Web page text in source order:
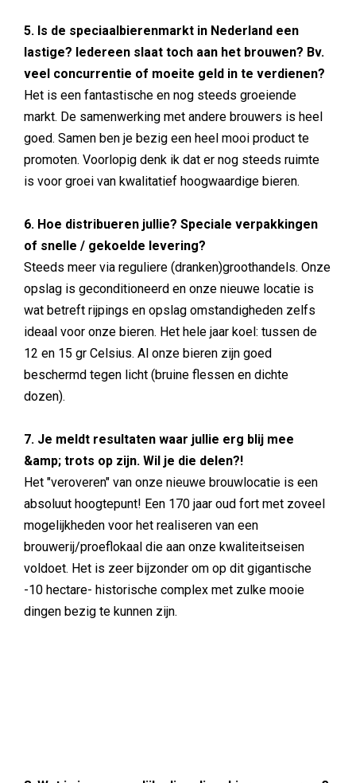
5. Is de speciaalbierenmarkt in Nederland een
lastige? Iedereen slaat toch aan het brouwen? Bv.
veel concurrentie of moeite geld in te verdienen?
Het is een fantastische en nog steeds groeiende
markt. De samenwerking met andere brouwers is heel
goed. Samen ben je bezig een heel mooi product te
promoten. Voorlopig denk ik dat er nog steeds ruimte
is voor groei van kwalitatief hoogwaardige bieren.
6. Hoe distribueren jullie? Speciale verpakkingen
of snelle / gekoelde levering?
Steeds meer via reguliere (dranken)groothandels. Onze
opslag is geconditioneerd en onze nieuwe locatie is
wat betreft rijpings en opslag omstandigheden zelfs
ideaal voor onze bieren. Het hele jaar koel: tussen de
12 en 15 gr Celsius. Al onze bieren zijn goed
beschermd tegen licht (bruine flessen en dichte
dozen).
7. Je meldt resultaten waar jullie erg blij mee
&amp; trots op zijn. Wil je die delen?!
Het "veroveren" van onze nieuwe brouwlocatie is een
absoluut hoogtepunt! Een 170 jaar oud fort met zoveel
mogelijkheden voor het realiseren van een
brouwerij/proeflokaal die aan onze kwaliteitseisen
voldoet. Het is zeer bijzonder om op dit gigantische
-10 hectare- historische complex met zulke mooie
dingen bezig te kunnen zijn.